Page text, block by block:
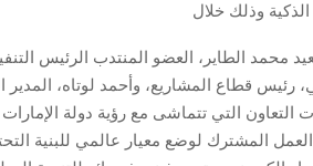
الذكية وذلك خلال
محمد الطاير، العضو المنتدب الرئيس
رئيس قطاع المشاريع، وأحمد لوتاه،
التعاون التي تتماشى مع رؤية دولة
المشترك لوضع معيار عالمي للبنية